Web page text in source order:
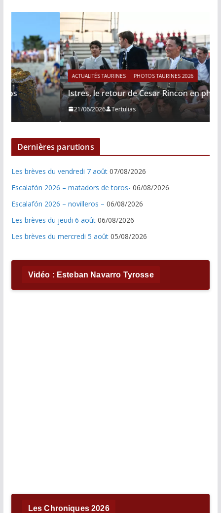
ACTUALITÉS TAURINES PHOTOS TAURINES 2026
Istres, le retour de Cesar Rincon en photos
21/06/2026 Tertulias
Dernières parutions
Les brèves du vendredi 7 août 07/08/2026
Escalafón 2026 – matadors de toros- 06/08/2026
Escalafón 2026 – novilleros – 06/08/2026
Les brèves du jeudi 6 août 06/08/2026
Les brèves du mercredi 5 août 05/08/2026
Vidéo : Esteban Navarro Tyrosse
Les Chroniques 2026